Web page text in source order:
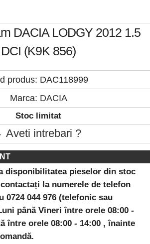
DACIA LODGY 2012 1.5
DCI (K9K 856)
produs: DAC118999
Marca: DACIA
Stoc limitat
Aveti intrebari ?
disponibilitatea pieselor din stoc
la numerele de telefon
0724 044 976 (telefonic sau
până Vineri între orele 08:00 -
între orele 08:00 - 14:00 , înainte